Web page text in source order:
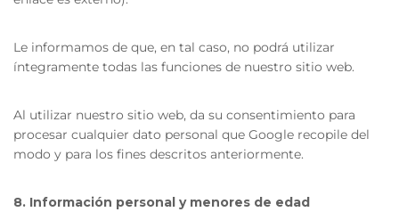
Le informamos de que, en tal caso, no podrá utilizar
íntegramente todas las funciones de nuestro sitio web.
Al utilizar nuestro sitio web, da su consentimiento para
procesar cualquier dato personal que Google recopile del
modo y para los fines descritos anteriormente.
8. Información personal y menores de edad